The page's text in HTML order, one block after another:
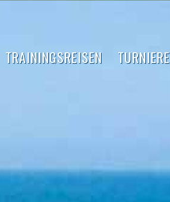
TRAININGSREISEN TURNIERE